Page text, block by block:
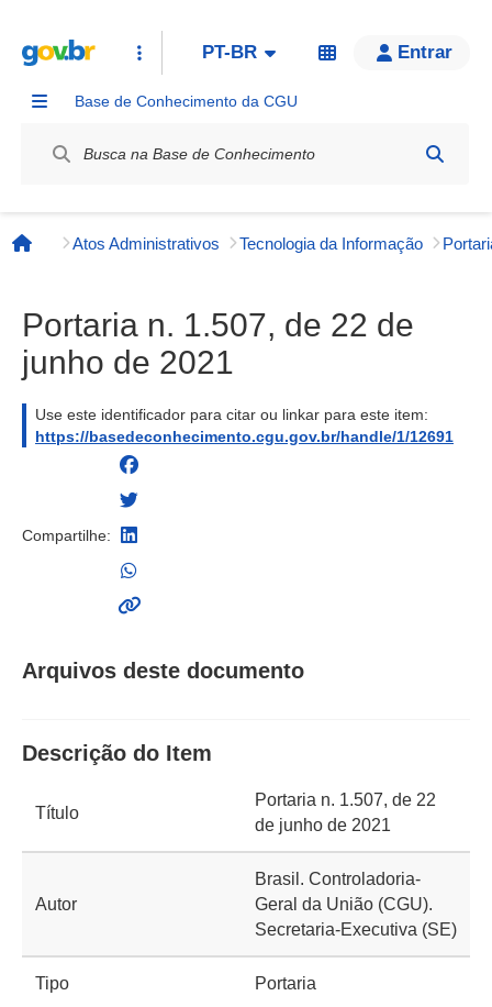
PT-BR Entrar
Base de Conhecimento da CGU
Página inicial
Atos Administrativos Tecnologia da Informação
Portaria n. 1.507, de 22 de
junho de 2021
Use este identificador para citar ou linkar para este item:
https://basedeconhecimento.cgu.gov.br/handle/1/12691
Compartilhe:
Arquivos deste documento
Descrição do Item
Título
Portaria n. 1.507, de 22
de junho de 2021
Autor
Brasil. Controladoria-
Geral da União (CGU).
Secretaria-Executiva (SE)
Tipo Portaria